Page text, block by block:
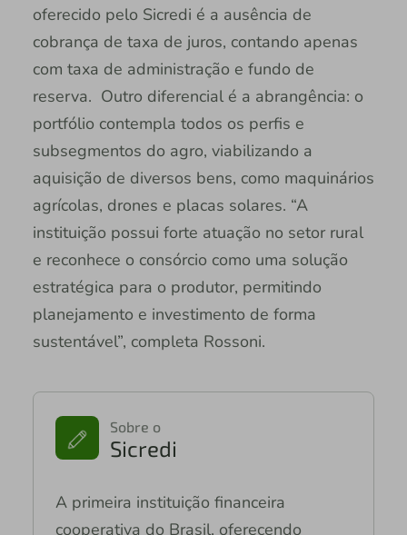
oferecido pelo Sicredi é a ausência de
cobrança de taxa de juros, contando apenas
com taxa de administração e fundo de
reserva. Outro diferencial é a abrangência: o
portfólio contempla todos os perfis e
subsegmentos do agro, viabilizando a
aquisição de diversos bens, como maquinários
agrícolas, drones e placas solares. “A
instituição possui forte atuação no setor rural
e reconhece o consórcio como uma solução
estratégica para o produtor, permitindo
planejamento e investimento de forma
sustentável”, completa Rossoni.
Sobre o
Sicredi
A primeira instituição financeira
cooperativa do Brasil, oferecendo